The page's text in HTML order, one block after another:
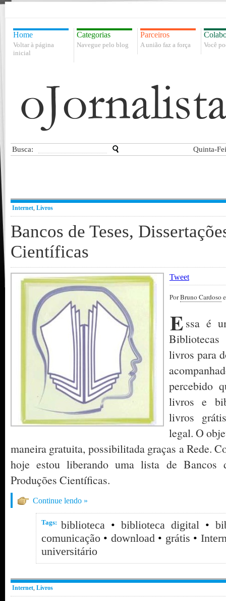
Home
Voltar à página
inicial
Categorias
Navegue pelo blog
Parceiros
A união faz a força Você
Busca: Quinta-
Internet, Livros
Bancos de Teses,
Científicas
Tweet
PorBruno Cardoso
E ssa é
livros para
percebido
livros e
livros
legal. O
maneira gratuita, possibilitada graças a Rede.
hoje estou liberando uma lista de Bancos
Produções Científicas.
Continue lendo »
Tags: biblioteca • biblioteca digital •
comunicação • download• grátis •
universitário
Internet, Livros